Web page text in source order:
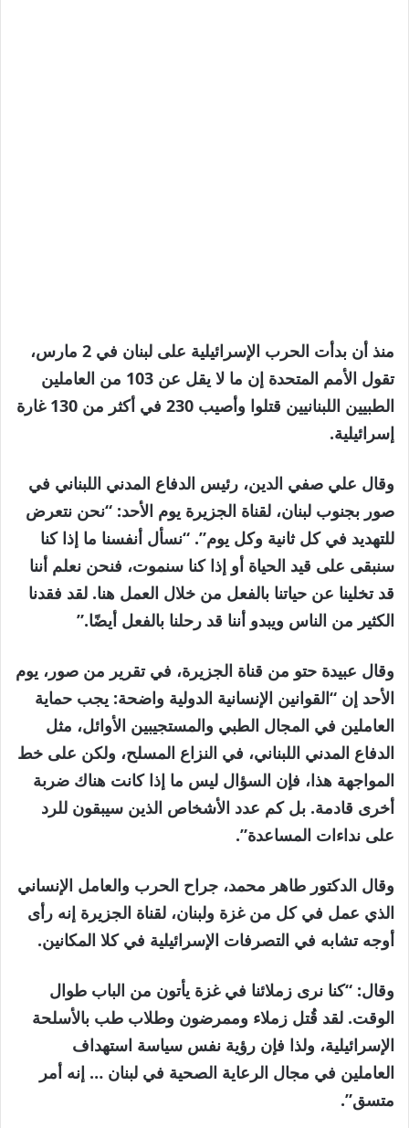
منذ أن بدأت الحرب الإسرائيلية على لبنان في 2 مارس،
تقول الأمم المتحدة إن ما لا يقل عن 103 من العاملين
الطبيين اللبنانيين قتلوا وأصيب 230 في أكثر من 130 غارة
إسرائيلية.
وقال علي صفي الدين، رئيس الدفاع المدني اللبناني في
صور بجنوب لبنان، لقناة الجزيرة يوم الأحد: “نحن نتعرض
للتهديد في كل ثانية وكل يوم”. “نسأل أنفسنا ما إذا كنا
سنبقى على قيد الحياة أو إذا كنا سنموت، فنحن نعلم أننا
قد تخلينا عن حياتنا بالفعل من خلال العمل هنا. لقد فقدنا
الكثير من الناس ويبدو أننا قد رحلنا بالفعل أيضًا.”
وقال عبيدة حتو من قناة الجزيرة، في تقرير من صور، يوم
الأحد إن “القوانين الإنسانية الدولية واضحة: يجب حماية
العاملين في المجال الطبي والمستجيبين الأوائل، مثل
الدفاع المدني اللبناني، في النزاع المسلح، ولكن على خط
المواجهة هذا، فإن السؤال ليس ما إذا كانت هناك ضربة
أخرى قادمة. بل كم عدد الأشخاص الذين سيبقون للرد
على نداءات المساعدة”.
وقال الدكتور طاهر محمد، جراح الحرب والعامل الإنساني
الذي عمل في كل من غزة ولبنان، لقناة الجزيرة إنه رأى
أوجه تشابه في التصرفات الإسرائيلية في كلا المكانين.
وقال: “كنا نرى زملائنا في غزة يأتون من الباب طوال
الوقت. لقد قُتل زملاء وممرضون وطلاب طب بالأسلحة
الإسرائيلية، ولذا فإن رؤية نفس سياسة استهداف
العاملين في مجال الرعاية الصحية في لبنان … إنه أمر
متسق”.